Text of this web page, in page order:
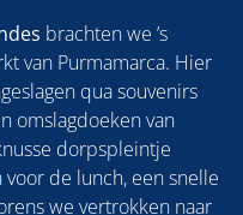
brachten we ’s
van Purmamarca. Hier
qua souvenirs
omslagdoeken van
dorpspleintje
de lunch, een snelle
we vertrokken naar